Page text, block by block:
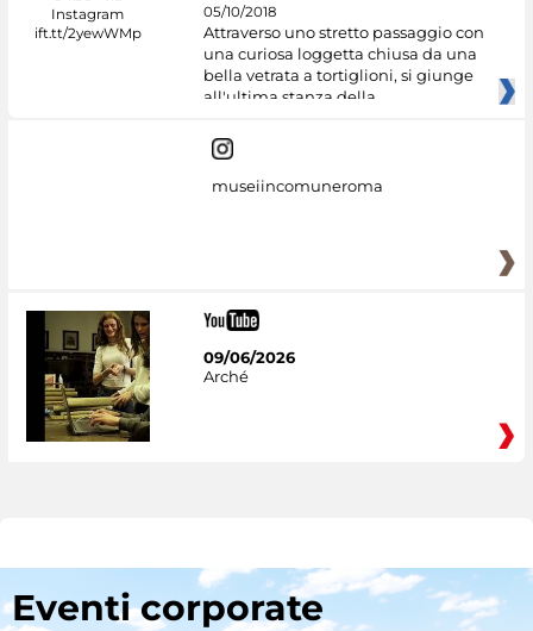
05/10/2018
Attraverso uno stretto passaggio con
una curiosa loggetta chiusa da una
bella vetrata a tortiglioni, si giunge
all'ultima stanza della
museiincomuneroma
09/06/2026
Arché
Eventi corporate